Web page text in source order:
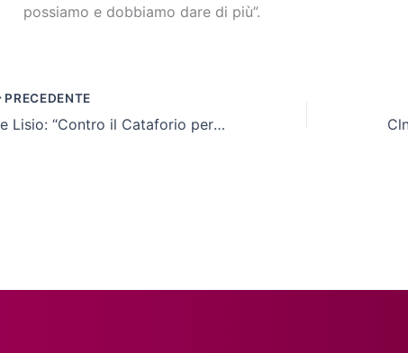
possiamo e dobbiamo dare di più”.
PRECEDENTE
De Lisio: “Contro il Cataforio per ripartire”